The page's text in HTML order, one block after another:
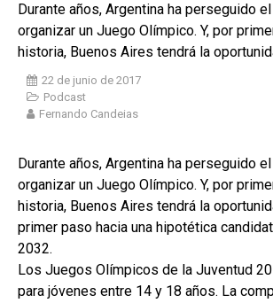
Durante años, Argentina ha perseguido
organizar un Juego Olímpico. Y, por
historia, Buenos Aires tendrá la
22 de junio de 2017
Podcast
Fernando Candeias
Durante años, Argentina ha perseguido
organizar un Juego Olímpico. Y, por
historia, Buenos Aires tendrá la
primer paso hacia una hipotética
2032.
Los Juegos Olímpicos de la Juventud
para jóvenes entre 14 y 18 años. La